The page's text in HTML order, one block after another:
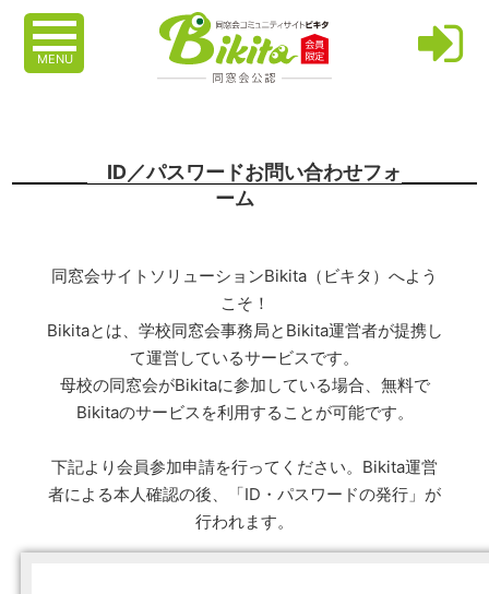
MENU
ID／パスワードお問い合わせフォ
ーム
同窓会サイトソリューションBikita（ビキタ）へよう
こそ！
Bikitaとは、学校同窓会事務局とBikita運営者が提携し
て運営しているサービスです。
母校の同窓会がBikitaに参加している場合、無料で
Bikitaのサービスを利用することが可能です。
下記より会員参加申請を行ってください。Bikita運営
者による本人確認の後、「ID・パスワードの発行」が
行われます。